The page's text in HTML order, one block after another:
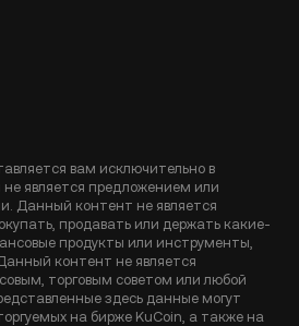
вам исключительно в
является предложением или
Данный контент не является
продавать или держать какие-
продукты или инструменты,
контент не является
торговым советом или любой
здесь данные могут
на бирже KuCoin, а также на